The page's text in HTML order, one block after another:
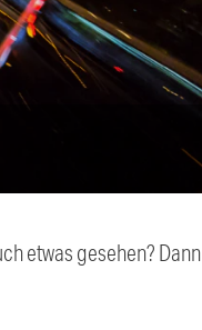
etwas gesehen? Dann